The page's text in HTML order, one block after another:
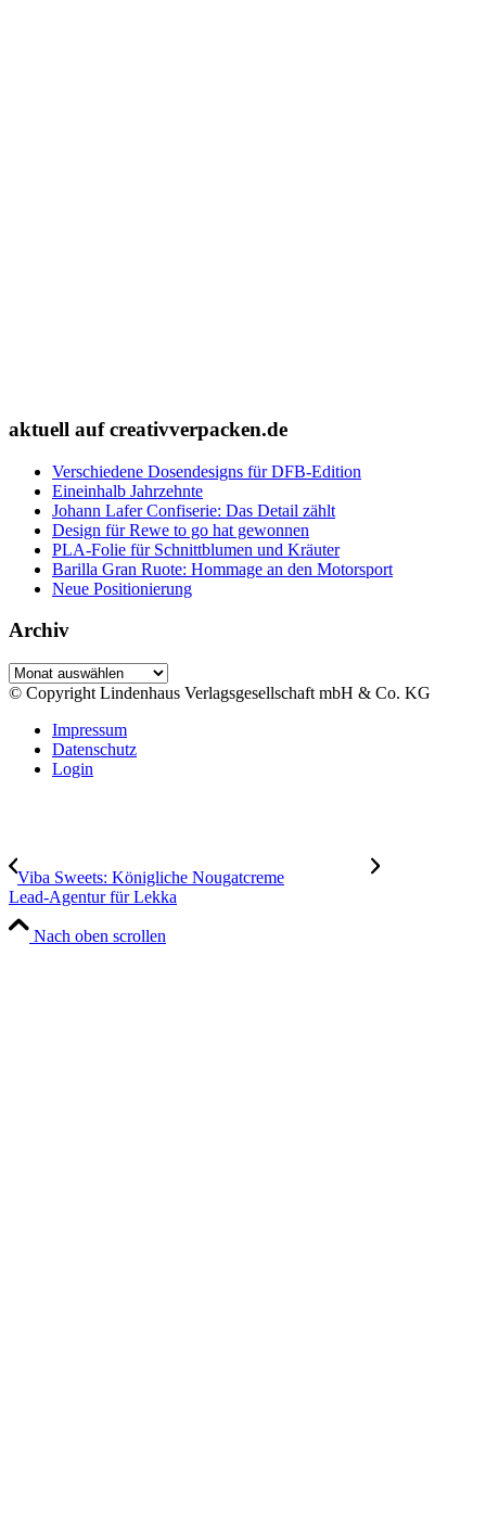
aktuell auf creativverpacken.de
Verschiedene Dosendesigns für DFB-Edition
Eineinhalb Jahrzehnte
Johann Lafer Confiserie: Das Detail zählt
Design für Rewe to go hat gewonnen
PLA-Folie für Schnittblumen und Kräuter
Barilla Gran Ruote: Hommage an den Motorsport
Neue Positionierung
Archiv
Archiv
© Copyright Lindenhaus Verlagsgesellschaft mbH & Co. KG
Impressum
Datenschutz
Login
Viba Sweets: Königliche Nougatcreme
Lead-Agentur für Lekka
Nach oben scrollen